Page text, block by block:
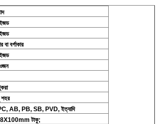
বা বর্গাকার
শহর
AB, PB, SB, PVD, ইত্যাদি
টাকু;